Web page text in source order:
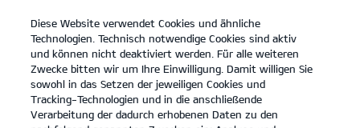
open
menu
KONTAKT
Diese Website verwendet Cookies und ähnliche
Technologien. Technisch notwendige Cookies sind aktiv
und können nicht deaktiviert werden. Für alle weiteren
Zwecke bitten wir um Ihre Einwilligung. Damit willigen Sie
sowohl in das Setzen der jeweiligen Cookies und
Tracking-Technologien und in die anschließende
Verarbeitung der dadurch erhobenen Daten zu den